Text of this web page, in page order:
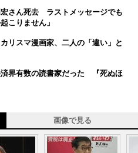
さん死去 ラストメッセージでも
こりません」
リスマ漫画家、二人の「違い」と
界有数の読書家だった 『死ぬほ
画像で見る